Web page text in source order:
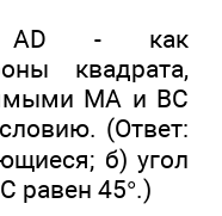
AD - как
квадрата,
МА и ВС
(Ответ:
б) угол
45°.)